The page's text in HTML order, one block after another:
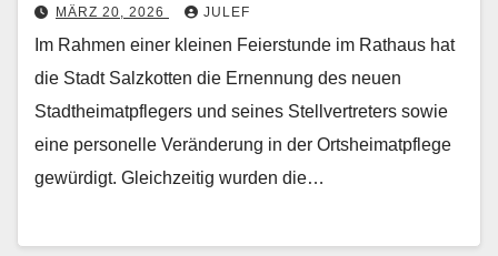
MÄRZ 20, 2026 JULEF
Im Rahmen einer kleinen Feierstunde im Rathaus hat
die Stadt Salzkotten die Ernennung des neuen
Stadtheimatpflegers und seines Stellvertreters sowie
eine personelle Veränderung in der Ortsheimatpflege
gewürdigt. Gleichzeitig wurden die…